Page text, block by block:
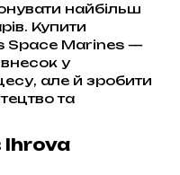
найбільш
Купити
Space Marines —
у
але й зробити
та
Ihrova